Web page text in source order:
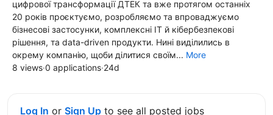
цифрової трансформації ДТЕК та вже протягом останніх
20 років проєктуємо, розробляємо та впроваджуємо
бізнесові застосунки, комплексні ІТ й кібербезпекові
рішення, та data-driven продукти. Нині виділились в
окрему компанію, щоби ділитися своїм... More
8 views·0 applications·24d
Log In or Sign Up to see all posted jobs